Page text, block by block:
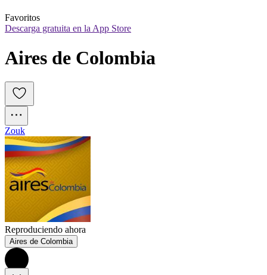
Favoritos
Descarga gratuita en la App Store
Aires de Colombia
Zouk
Reproduciendo ahora
Aires de Colombia